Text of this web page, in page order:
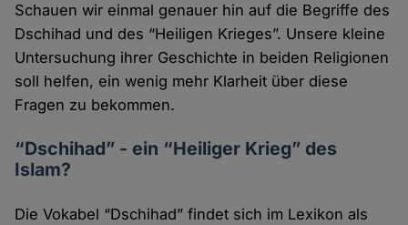
Schauen wir einmal genauer hin auf die Begriffe des
Dschihad und des “Heiligen Krieges”. Unsere kleine
Untersuchung ihrer Geschichte in beiden Religionen
soll helfen, ein wenig mehr Klarheit über diese
Fragen zu bekommen.
“Dschihad” - ein “Heiliger Krieg” des
Islam?
Die Vokabel “Dschihad” findet sich im Lexikon als